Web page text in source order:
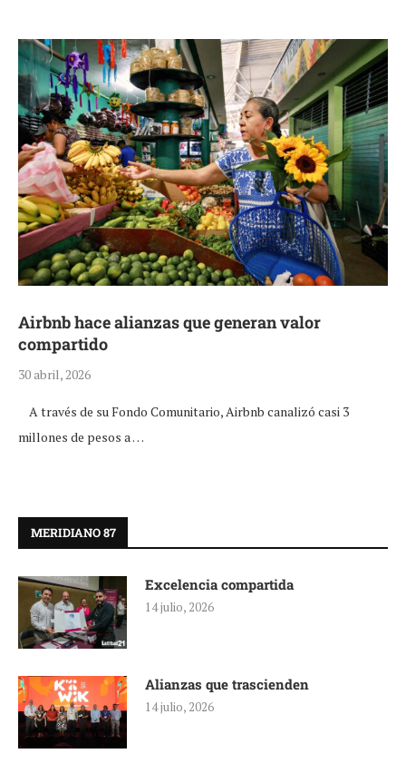
Airbnb hace alianzas que generan valor
compartido
30 abril, 2026
A través de su Fondo Comunitario, Airbnb canalizó casi 3
millones de pesos a …
MERIDIANO 87
Excelencia compartida
14 julio, 2026
Alianzas que trascienden
14 julio, 2026